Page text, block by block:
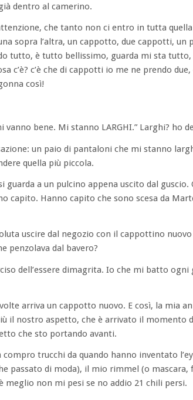
dentro al camerino.
che tanto non ci entro in tutta
sopra l’altra, un cappotto, due cappotti, un
tutto, è tutto bellissimo, guarda mi sta tutto,
c’è? c’è che di cappotti io me ne prendo
così!
bene. Mi stanno LARGHI.” Larghi? ho
un paio di pantaloni che mi stanno
quella più piccola.
guarda a un pulcino appena uscito dal
capito. Hanno capito che sono scesa da
uscire dal negozio con il cappottino
penzolava dal bavero?
dell’essere dimagrita. Io che mi batto
arriva un cappotto nuovo. E così, la mia
il nostro aspetto, che è arrivato il momento
che sto portando avanti.
trucchi da quando hanno inventato
passato di moda), il mio rimmel (o mascara,
meglio non mi pesi se no addio 21 chili persi.